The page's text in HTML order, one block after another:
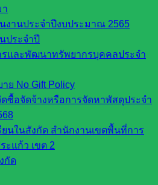
งานประจำปีงบประมาณ 2565
ประจำปี
รและพัฒนาทรัพยากรบุคคลประจำ
ย No Gift Policy
ซื้อจัดจ้างหรือการจัดหาพัสดุประจำ
ยนในสังกัด สำนักงานเขตพื้นที่การ
แก้ว เขต 2
กัด